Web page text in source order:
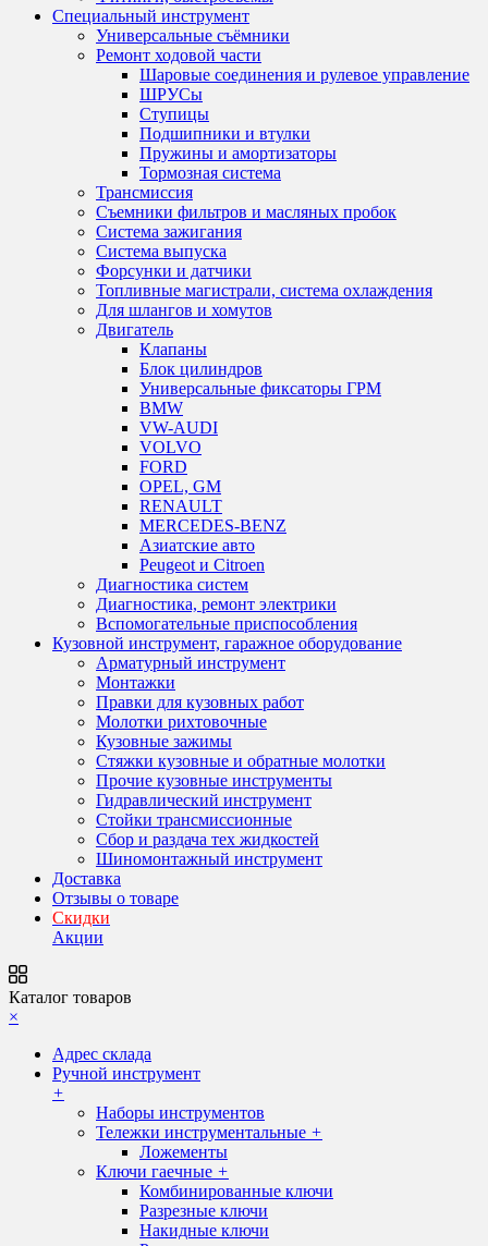
Специальный инструмент
Универсальные съёмники
Ремонт ходовой части
Шаровые соединения и рулевое управление
ШРУСы
Ступицы
Подшипники и втулки
Пружины и амортизаторы
Тормозная система
Трансмиссия
Съемники фильтров и масляных пробок
Система зажигания
Система выпуска
Форсунки и датчики
Топливные магистрали, система охлаждения
Для шлангов и хомутов
Двигатель
Клапаны
Блок цилиндров
Универсальные фиксаторы ГРМ
BMW
VW-AUDI
VOLVO
FORD
OPEL, GM
RENAULT
MERCEDES-BENZ
Азиатские авто
Peugeot и Citroen
Диагностика систем
Диагностика, ремонт электрики
Вспомогательные приспособления
Кузовной инструмент, гаражное оборудование
Арматурный инструмент
Монтажки
Правки для кузовных работ
Молотки рихтовочные
Кузовные зажимы
Стяжки кузовные и обратные молотки
Прочие кузовные инструменты
Гидравлический инструмент
Стойки трансмиссионные
Сбор и раздача тех жидкостей
Шиномонтажный инструмент
Доставка
Отзывы о товаре
Скидки
Акции
Каталог товаров
×
Адрес склада
Ручной инструмент
+
Наборы инструментов
Тележки инструментальные +
Ложементы
Ключи гаечные +
Комбинированные ключи
Разрезные ключи
Накидные ключи